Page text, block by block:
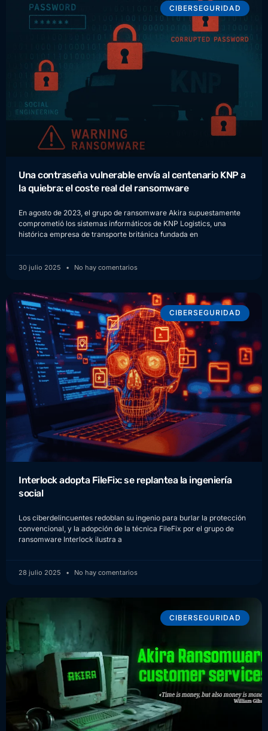
CIBERSEGURIDAD
Una contraseña vulnerable envía al centenario KNP a
la quiebra: el coste real del ransomware
En agosto de 2023, el grupo de ransomware Akira supuestamente
comprometió los sistemas informáticos de KNP Logistics, una
histórica empresa de transporte británica fundada en
30 julio 2025 No hay comentarios
CIBERSEGURIDAD
Interlock adopta FileFix: se replantea la ingeniería
social
Los ciberdelincuentes redoblan su ingenio para burlar la protección
convencional, y la adopción de la técnica FileFix por el grupo de
ransomware Interlock ilustra a
28 julio 2025 No hay comentarios
CIBERSEGURIDAD